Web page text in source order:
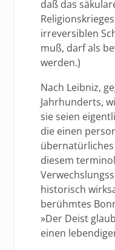
daß das
irreversiblen
muß, darf als
werden.)
Nach Leibniz,
Jahrhunderts,
sie seien
die einen
diesem
historisch
berühmtes
»Der Deist
einen